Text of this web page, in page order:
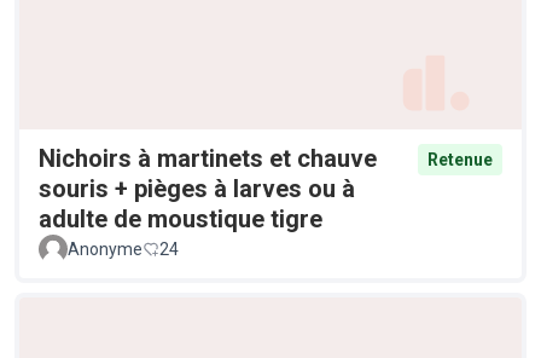
Nichoirs à martinets et chauve
souris + pièges à larves ou à
adulte de moustique tigre
Retenue
Anonyme 24